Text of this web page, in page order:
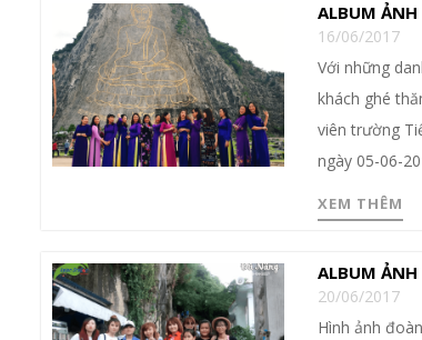
ALBUM
16/06/2017
Với những
khách ghé
viên trường
ngày 05-06-
XEM THÊM
ALBUM
20/06/2017
Hình ảnh